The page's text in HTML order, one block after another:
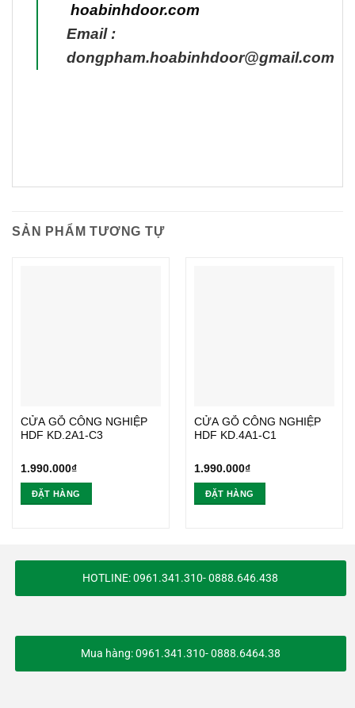
hoabinhdoor.com
Email :
dongpham.hoabinhdoor@gmail.com
SẢN PHẨM TƯƠNG TỰ
CỬA GỖ CÔNG NGHIỆP
HDF KD.2A1-C3
1.990.000₫
ĐẶT HÀNG
CỬA GỖ CÔNG NGHIỆP
HDF KD.4A1-C1
1.990.000₫
ĐẶT HÀNG
HOTLINE: 0961.341.310- 0888.646.438
Mua hàng: 0961.341.310- 0888.6464.38